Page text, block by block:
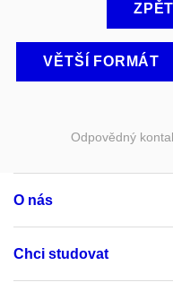
VĚTŠÍ FORMÁT
Odpovědný
O nás
Chci studovat